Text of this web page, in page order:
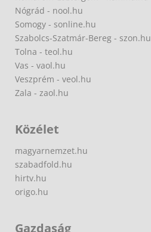
Nógrád - nool.hu
Somogy - sonline.hu
Szabolcs-Szatmár-Bereg - szon.hu
Tolna - teol.hu
Vas - vaol.hu
Veszprém - veol.hu
Zala - zaol.hu
Közélet
magyarnemzet.hu
szabadfold.hu
hirtv.hu
origo.hu
Gazdaság